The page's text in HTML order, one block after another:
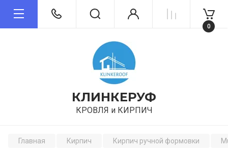
КЛИНКЕРУФ
КРОВЛЯ и КИРПИЧ
0
Главная Кирпич Кирпич ручной формовки